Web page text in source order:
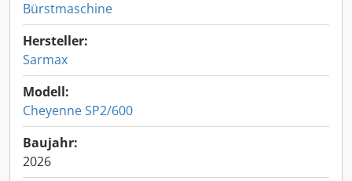
Bürstmaschine
Hersteller:
Sarmax
Modell:
Cheyenne SP2/600
Baujahr:
2026